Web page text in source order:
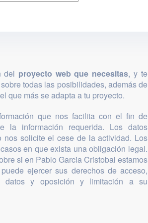
del proyecto web que necesitas, y te
todas las posibilidades, además de
que más se adapta a tu proyecto.
que nos facilita con el fin de
la información requerida. Los datos
nos solicite el cese de la actividad. Los
en que exista una obligación legal.
si en Pablo Garcia Cristobal estamos
ejercer sus derechos de acceso,
datos y oposición y limitación a su